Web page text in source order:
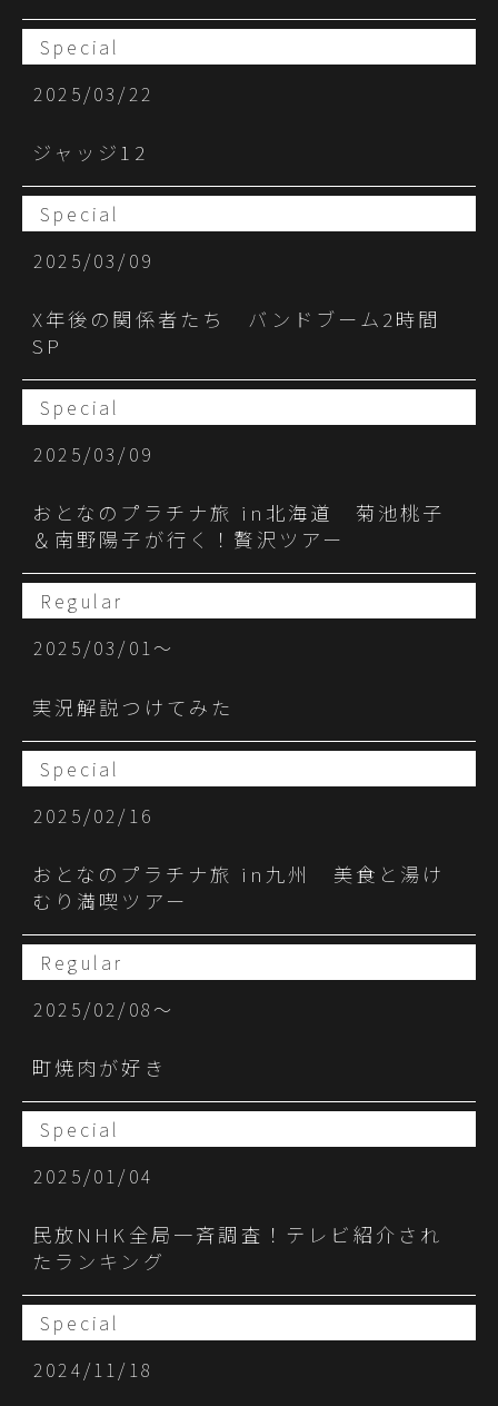
Special
2025/03/22
ジャッジ12
Special
2025/03/09
X年後の関係者たち バンドブーム2時間
SP
Special
2025/03/09
おとなのプラチナ旅 in北海道 菊池桃子
＆南野陽子が行く！贅沢ツアー
Regular
2025/03/01〜
実況解説つけてみた
Special
2025/02/16
おとなのプラチナ旅 in九州 美食と湯け
むり満喫ツアー
Regular
2025/02/08〜
町焼肉が好き
Special
2025/01/04
民放NHK全局一斉調査！テレビ紹介され
たランキング
Special
2024/11/18